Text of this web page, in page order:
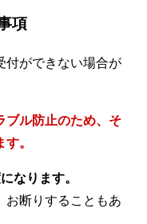
項
付ができない場合が
ブル防止のため、そ
。
なります。
お断りすることもあ